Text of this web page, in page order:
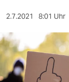
sport
berlin
nord
2.7.2021 8:01 Uhr